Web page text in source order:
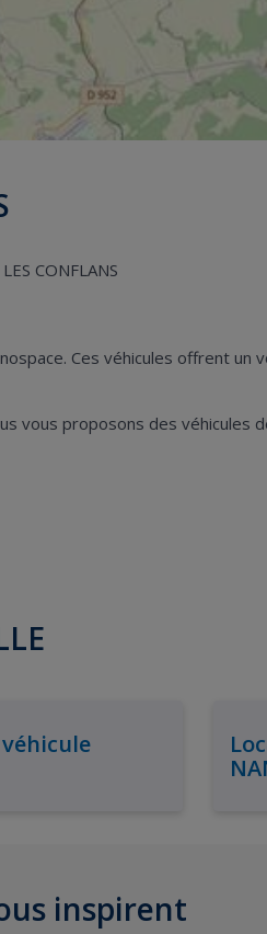
CONFLANS
Ces véhicules offrent
vous proposons des véhicules
inspirent